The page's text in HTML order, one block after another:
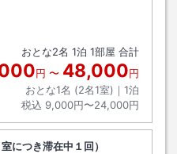
おとな2名 1泊 1部屋 合計
円 〜 48,000円
おとな1名 (2名1室)｜ 1泊
税込 9,000円〜24,000円
につき滞在中１回）